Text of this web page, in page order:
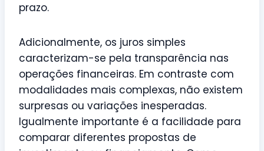
prazo.
Adicionalmente, os juros simples
caracterizam-se pela transparência nas
operações financeiras. Em contraste com
modalidades mais complexas, não existem
surpresas ou variações inesperadas.
Igualmente importante é a facilidade para
comparar diferentes propostas de